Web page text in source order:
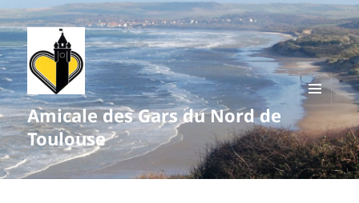
Amicale des Gars du Nord de
Toulouse
MENU
WIDGETS